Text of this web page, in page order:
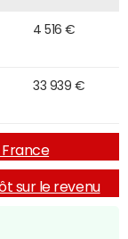
4 516 €
33 939 €
France
sur le revenu